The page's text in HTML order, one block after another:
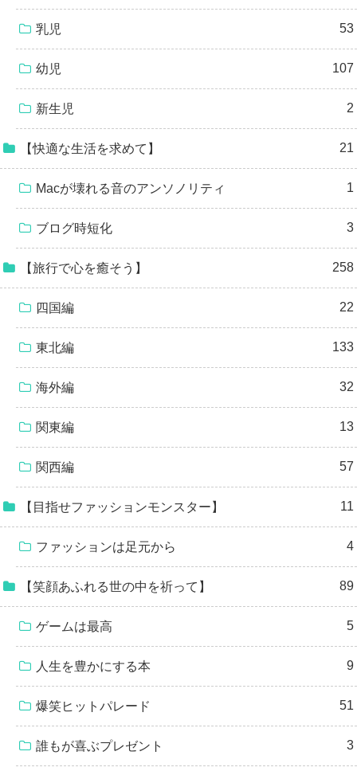
乳児 53
幼児 107
新生児 2
【快適な生活を求めて】 21
Macが壊れる音のアンソノリティ 1
ブログ時短化 3
【旅行で心を癒そう】 258
四国編 22
東北編 133
海外編 32
関東編 13
関西編 57
【目指せファッションモンスター】 11
ファッションは足元から 4
【笑顔あふれる世の中を祈って】 89
ゲームは最高 5
人生を豊かにする本 9
爆笑ヒットパレード 51
誰もが喜ぶプレゼント 3